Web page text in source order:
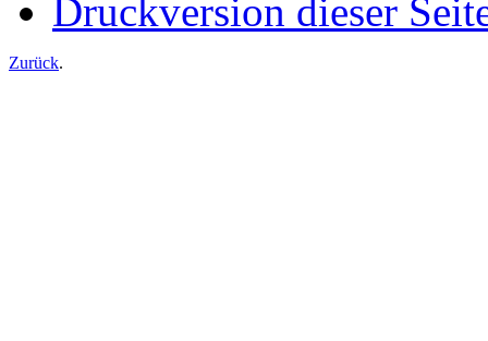
Druckversion dieser
Zurück.